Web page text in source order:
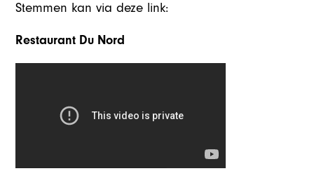
Stemmen kan via deze link:
Restaurant Du Nord